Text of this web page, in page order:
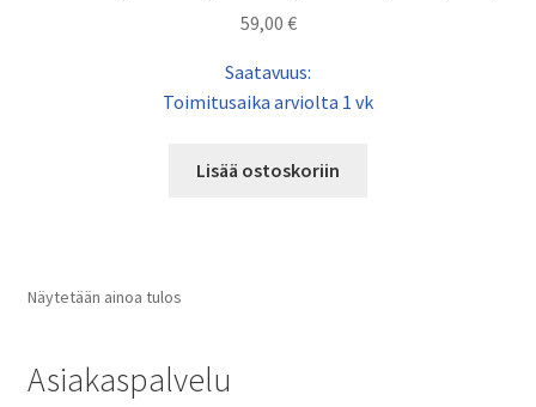
59,00 €
Saatavuus:
Toimitusaika arviolta 1 vk
Lisää ostoskoriin
Näytetään ainoa tulos
Asiakaspalvelu